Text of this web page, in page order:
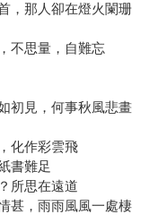
，那人卻在燈火闌珊
不思量，自難忘
初見，何事秋風悲畫
化作彩雲飛
書難足
所思在遠道
甚，雨雨風風一處棲